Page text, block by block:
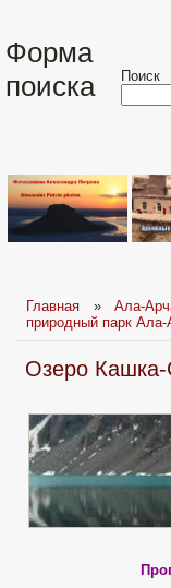
Форма
поиска
Поиск
Главная »Ала-
природный парк Ала-
Озеро Кашка-